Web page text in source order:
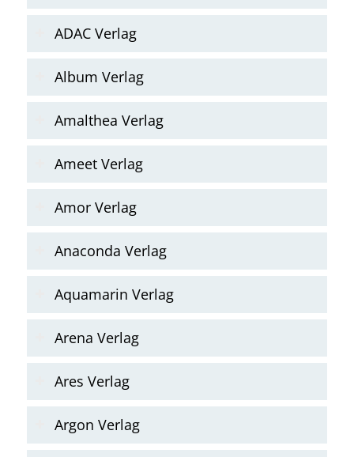
ADAC Verlag
Album Verlag
Amalthea Verlag
Ameet Verlag
Amor Verlag
Anaconda Verlag
Aquamarin Verlag
Arena Verlag
Ares Verlag
Argon Verlag